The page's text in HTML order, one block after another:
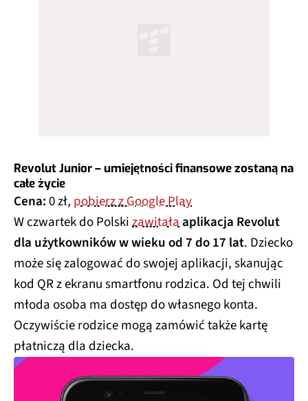
Revolut Junior – umiejętności finansowe zostaną na
całe życie
Cena:0 zł, pobierz z Google Play
W czwartek do Polskizawitałaaplikacja Revolut
dla użytkowników w wieku od 7 do 17 lat. Dziecko
może się zalogować do swojej aplikacji, skanując
kod QR z ekranu smartfonu rodzica. Od tej chwili
młoda osoba ma dostęp do własnego konta.
Oczywiście rodzice mogą zamówić także kartę
płatniczą dla dziecka.